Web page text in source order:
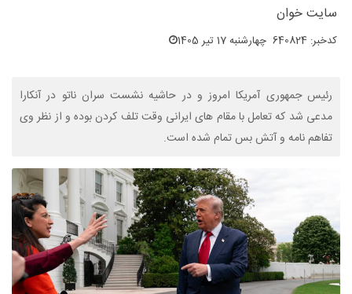
سایت خوان
کدخبر: 640824 چهارشنبه 17 تیر 1405
رئیس جمهوری آمریکا امروز و در حاشیه نشست سران ناتو در آنکارا
مدعی شد که تعامل با مقام های ایرانی وقت تلف کردن بوده و از نظر وی
تفاهم نامه و آتش بس تمام شده است.